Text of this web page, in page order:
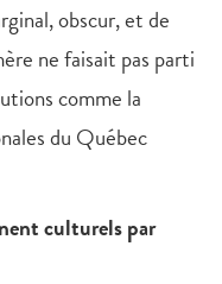
obscur, et de
ne faisait pas parti
comme la
du Québec
culturels par